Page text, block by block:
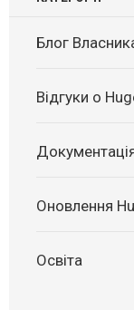
Блог
Відгуки о
Оновлення
Освіта